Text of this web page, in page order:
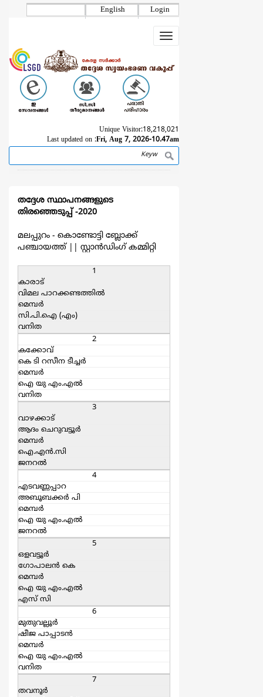
Login
English
Toggle
navigation
Unique Visitor:18,218,021
Last updated on :Fri, Aug 7, 2026-10.47am
Search
തദ്ദേശ സ്ഥാപനങ്ങളുടെ
തിരഞ്ഞെടുപ്പ് -2020
മലപ്പുറം - കൊണ്ടോട്ടി ബ്ലോക്ക്
പഞ്ചായത്ത്|| സ്റ്റാൻഡിംഗ് കമ്മിറ്റി
1
കാരാട്
വിമല പാറക്കണ്ടത്തില്‍
മെമ്പര്‍
സി.പി.ഐ (എം)
വനിത
2
കക്കോവ്
കെ ടി റസീന ടീച്ചര്‍
മെമ്പര്‍
ഐ യു എം.എല്‍
വനിത
3
വാഴക്കാട്
ആദം ചെറുവട്ടൂര്‍
മെമ്പര്‍
ഐ.എന്‍.സി
ജനറല്‍
4
എടവണ്ണപ്പാറ
അബൂബക്കര്‍ പി
മെമ്പര്‍
ഐ യു എം.എല്‍
ജനറല്‍
5
ഒളവട്ടൂര്‍
ഗോപാലന്‍ കെ
മെമ്പര്‍
ഐ യു എം.എല്‍
എസ്‌ സി
6
മുതുവല്ലൂര്‍
ഷീജ പാപ്പാടന്‍
മെമ്പര്‍
ഐ യു എം.എല്‍
വനിത
7
തവനൂര്‍